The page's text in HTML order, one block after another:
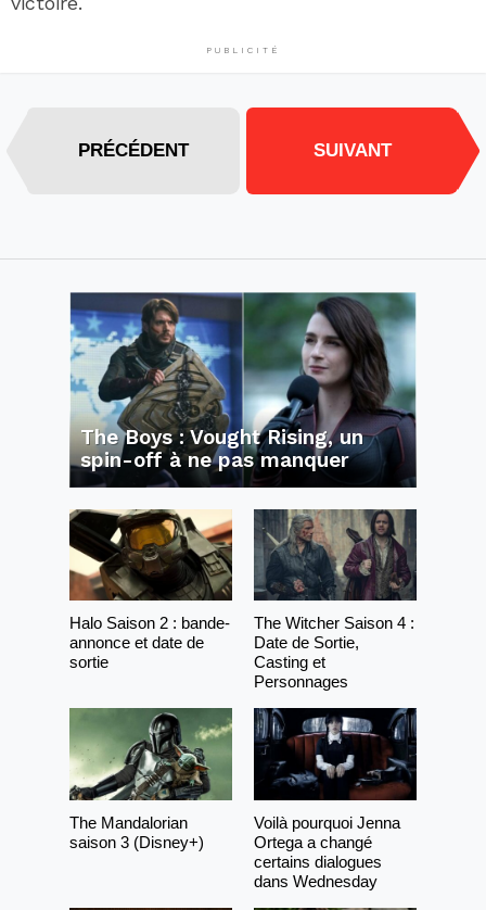
PUBLICITÉ
PRÉCÉDENT SUIVANT
The Boys : Vought Rising, un
spin-off à ne pas manquer
Halo Saison 2 : bande-
annonce et date de
sortie
The Witcher Saison 4 :
Date de Sortie,
Casting et
Personnages
The Mandalorian
saison 3 (Disney+)
Voilà pourquoi Jenna
Ortega a changé
certains dialogues
dans Wednesday